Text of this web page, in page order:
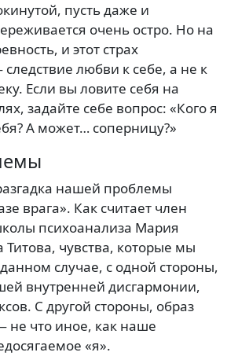
пусть даже и
очень остро. Но на
и этот страх
любви к себе, а не к
Если вы ловите себя на
задайте себе вопрос: «Кого я
А может… соперницу?»
нашей проблемы
врага». Как считает член
психоанализа Мария
Титова, чувства, которые мы
случае, с одной стороны,
внутренней дисгармонии,
С другой стороны, образ
не что иное, как наше
«я».